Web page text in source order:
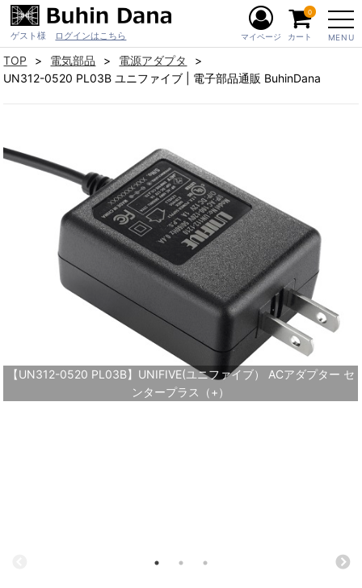
ゲスト様 ログインはこちら MENU
マイページ カート
0
TOP 電気部品
電源アダプタ
UN312-0520 PL03B ユニファイブ | 電子部品通販 BuhinDana
【UN312-0520 PL03B】UNIFIVE(ユニファイブ） ACアダプター セ
ンタープラス（+）